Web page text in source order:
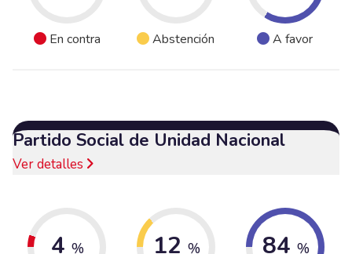
En contra Abstención A favor
Partido Social de Unidad Nacional
Ver detalles
4 % 12 % 84 %